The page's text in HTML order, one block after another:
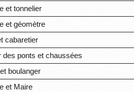
et tonnelier
et géomètre
cabaretier
des ponts et chaussées
boulanger
et Maire